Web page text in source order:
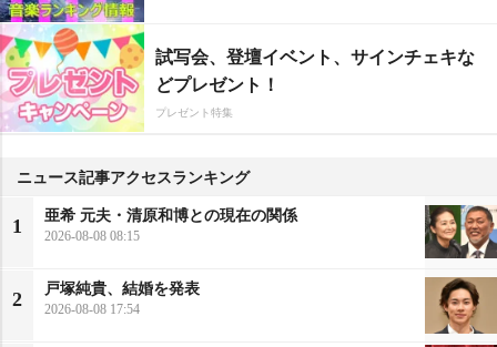
試写会、登壇イベント、サインチェキな
どプレゼント！
プレゼント特集
ニュース記事アクセスランキング
1
亜希 元夫・清原和博との現在の関係
2026-08-08 08:15
2
戸塚純貴、結婚を発表
2026-08-08 17:54